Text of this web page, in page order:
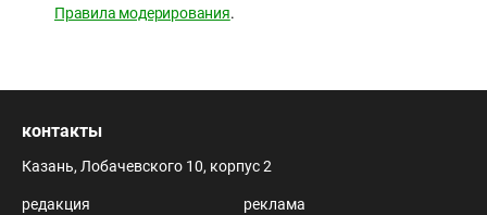
Правила модерирования.
контакты
Казань, Лобачевского 10, корпус 2
редакция
реклама